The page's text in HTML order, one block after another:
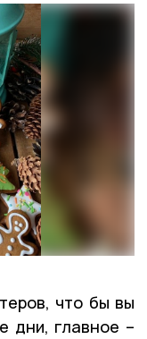
что бы вы
дни, главное –